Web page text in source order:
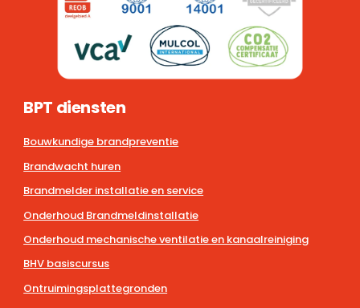
BPT diensten
Bouwkundige brandpreventie
Brandwacht huren
Brandmelder installatie en service
Onderhoud Brandmeldinstallatie
Onderhoud mechanische ventilatie en kanaalreiniging
BHV basiscursus
Ontruimingsplattegronden